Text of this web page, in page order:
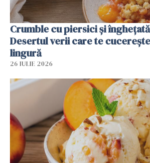
Crumble cu piersici și
Desertul verii care te
lingură
26 IULIE 2026